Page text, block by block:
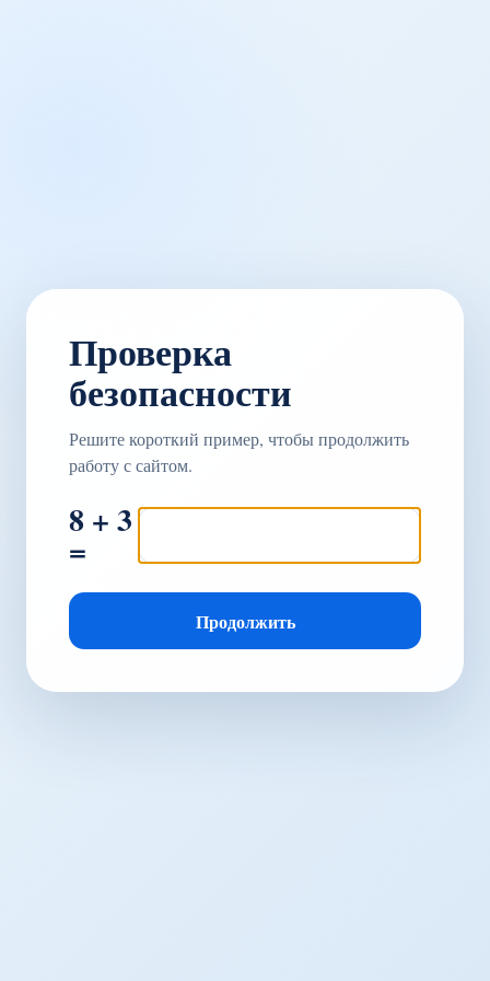
Проверка
безопасности
Решите короткий пример, чтобы продолжить
работу с сайтом.
8 + 3
=
Продолжить